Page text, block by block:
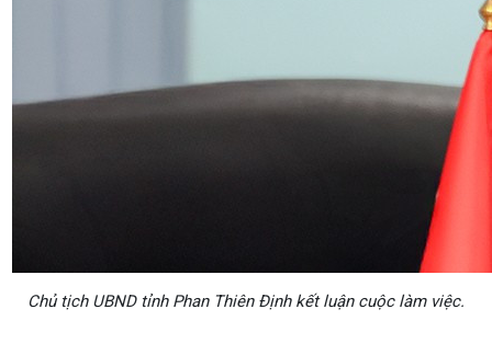
Chủ tịch UBND tỉnh Phan Thiên Định kết luận cuộc làm việc.